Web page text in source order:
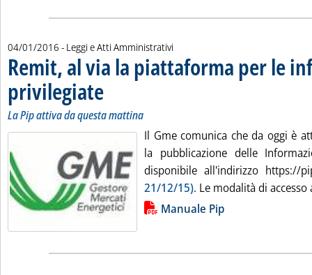
04/01/2016 - Leggi e Atti Amministrativi
Remit, al via la piattaforma per le
privilegiate . Sottotitolo: La Pip attiva da questa mattina
. Pubblicata lunedì 04 gennaio 2016 alle 11.28.
La Pip attiva da questa mattina
Il Gme comunica che da oggi è
la pubblicazione delle
disponibile all'indirizzo https://
21/12/15). Le modalità di accesso
Lista allegati PDF alla notizia
Manuale Pip